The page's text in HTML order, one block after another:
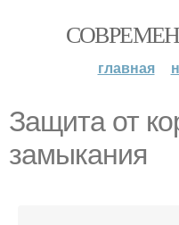
главная
Защита от
замыкания